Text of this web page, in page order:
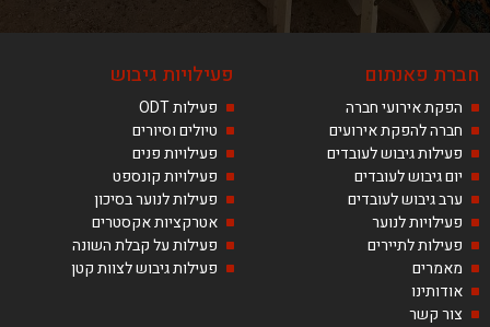
חברת פאנתום
הפקת אירועי חברה
חברה להפקת אירועים
פעילות גיבוש לעובדים
יום גיבוש לעובדים
ערב גיבוש לעובדים
פעילויות לנוער
פעילות לתיירים
מאמרים
אודותינו
צור קשר
פעילויות גיבוש
פעילות ODT
טיולים וסיורים
פעילויות פנים
פעילויות קונספט
פעילות לנוער בסיכון
אטרקציות אקסטרים
פעילות על קבלת השונה
פעילות גיבוש לצוות קטן